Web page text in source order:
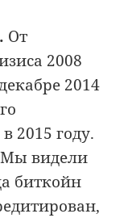
От
2008
2014
2015 году.
Мы видели
биткойн